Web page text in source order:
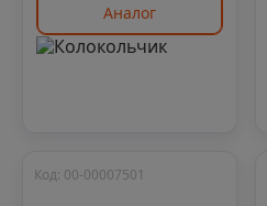
Аналог
Код: 00-00007501